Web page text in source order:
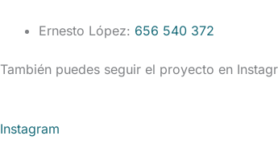
Ernesto López: 656 540 372
También puedes seguir el proyecto en
Instagram